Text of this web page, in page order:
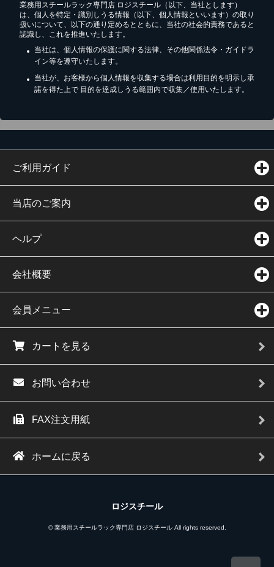
業務用スチールラック専門店 ロジスチール（以下、当社とします）
は、個人を特定・識別しうる情報（以下、個人情報といいます）の取り
扱いについて、以下の通り定めるとともに、当社の社会的責務であると
認識し、これを推進いたします。
当社は、個人情報の保護に関する法律、その他関係法令・ガイドラ
イン等を遵守いたします。
当社が、お客様から個人情報を収集する場合は利用目的を明示し承
諾を得た上で 目的を達成しうる範囲内で収集／使用いたします。
ご利用ガイド
当店のご案内
ヘルプ
会社概要
会員メニュー
カートを見る
お問い合わせ
FAX注文用紙
ホームに戻る
ロジスチール
© 業務用スチールラック専門店 ロジスチール All rights reserved.